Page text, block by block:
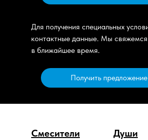
Для получения специальных
контактные данные. Мы
в ближайшее время.
Получить предложение
Смесители Души